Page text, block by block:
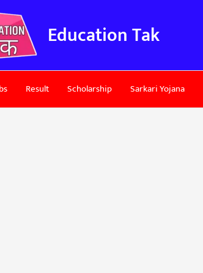
Education Tak
Result Scholarship Sarkari Yojana